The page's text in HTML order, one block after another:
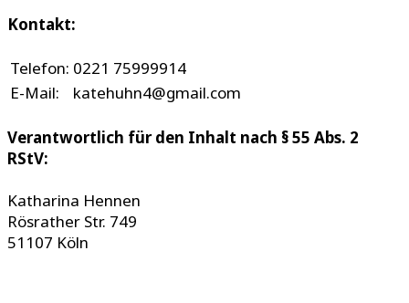
Kontakt:
Telefon: 0221 75999914
E-Mail:
katehuhn4@gmail.com
Verantwortlich für den Inhalt nach § 55 Abs. 2
RStV:
Katharina Hennen
Rösrather Str. 749
51107 Köln